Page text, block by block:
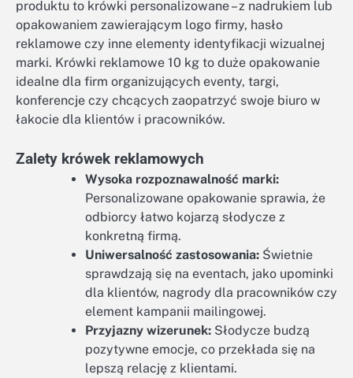
produktu to krówki personalizowane – z nadrukiem lub
opakowaniem zawierającym logo firmy, hasło
reklamowe czy inne elementy identyfikacji wizualnej
marki. Krówki reklamowe 10 kg to duże opakowanie
idealne dla firm organizujących eventy, targi,
konferencje czy chcących zaopatrzyć swoje biuro w
łakocie dla klientów i pracowników.
Zalety krówek reklamowych
Wysoka rozpoznawalność marki:
Personalizowane opakowanie sprawia, że
odbiorcy łatwo kojarzą słodycze z
konkretną firmą.
Uniwersalność zastosowania: Świetnie
sprawdzają się na eventach, jako upominki
dla klientów, nagrody dla pracowników czy
element kampanii mailingowej.
Przyjazny wizerunek: Słodycze budzą
pozytywne emocje, co przekłada się na
lepszą relację z klientami.